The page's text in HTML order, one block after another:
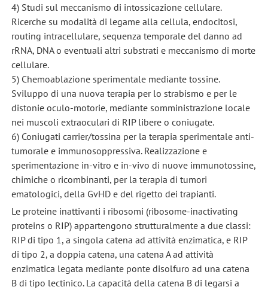
4) Studi sul meccanismo di intossicazione cellulare.
Ricerche su modalità di legame alla cellula, endocitosi,
routing intracellulare, sequenza temporale del danno ad
rRNA, DNA o eventuali altri substrati e meccanismo di morte
cellulare.
5) Chemoablazione sperimentale mediante tossine.
Sviluppo di una nuova terapia per lo strabismo e per le
distonie oculo-motorie, mediante somministrazione locale
nei muscoli extraoculari di RIP libere o coniugate.
6) Coniugati carrier/tossina per la terapia sperimentale anti-
tumorale e immunosoppressiva. Realizzazione e
sperimentazione in-vitro e in-vivo di nuove immunotossine,
chimiche o ricombinanti, per la terapia di tumori
ematologici, della GvHD e del rigetto dei trapianti.
Le proteine inattivanti i ribosomi (ribosome-inactivating
proteins o RIP) appartengono strutturalmente a due classi:
RIP di tipo 1, a singola catena ad attività enzimatica, e RIP
di tipo 2, a doppia catena, una catena A ad attività
enzimatica legata mediante ponte disolfuro ad una catena
B di tipo lectinico. La capacità della catena B di legarsi a